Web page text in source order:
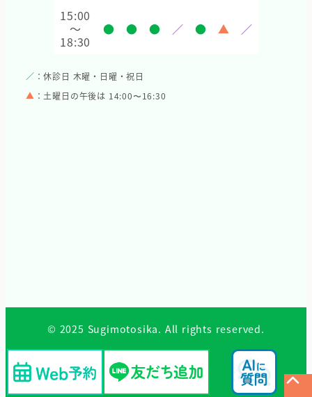
15:00
～
18:30
● ● ● ／ ● ▲ ／
／ ：休診日 木曜・日曜・祝日
▲ ：土曜日の午後は 14:00〜16:30
© 2025 Sugimotosika. All rights reserved.